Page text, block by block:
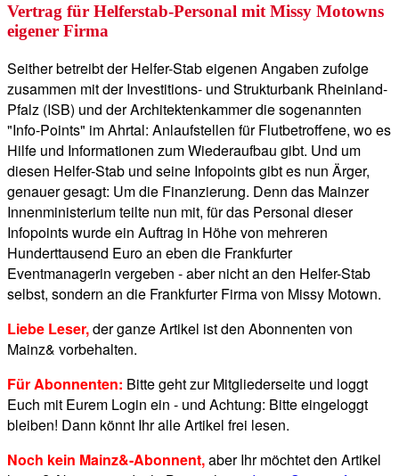
Vertrag für Helferstab-Personal mit Missy Motowns
eigener Firma
Seither betreibt der Helfer-Stab eigenen Angaben zufolge
zusammen mit der Investitions- und Strukturbank Rheinland-
Pfalz (ISB) und der Architektenkammer die sogenannten
"Info-Points" im Ahrtal: Anlaufstellen für Flutbetroffene, wo es
Hilfe und Informationen zum Wiederaufbau gibt. Und um
diesen Helfer-Stab und seine Infopoints gibt es nun Ärger,
genauer gesagt: Um die Finanzierung. Denn das Mainzer
Innenministerium teilte nun mit, für das Personal dieser
Infopoints wurde ein Auftrag in Höhe von mehreren
Hunderttausend Euro an eben die Frankfurter
Eventmanagerin vergeben - aber nicht an den Helfer-Stab
selbst, sondern an die Frankfurter Firma von Missy Motown.
Liebe Leser,der ganze Artikel ist den Abonnenten von
Mainz& vorbehalten.
Für Abonnenten: Bitte geht zur Mitgliederseite und loggt
Euch mit Eurem Login ein - und Achtung: Bitte eingeloggt
bleiben! Dann könnt Ihr alle Artikel frei lesen.
Noch kein Mainz&-Abonnent,aber Ihr möchtet den Artikel